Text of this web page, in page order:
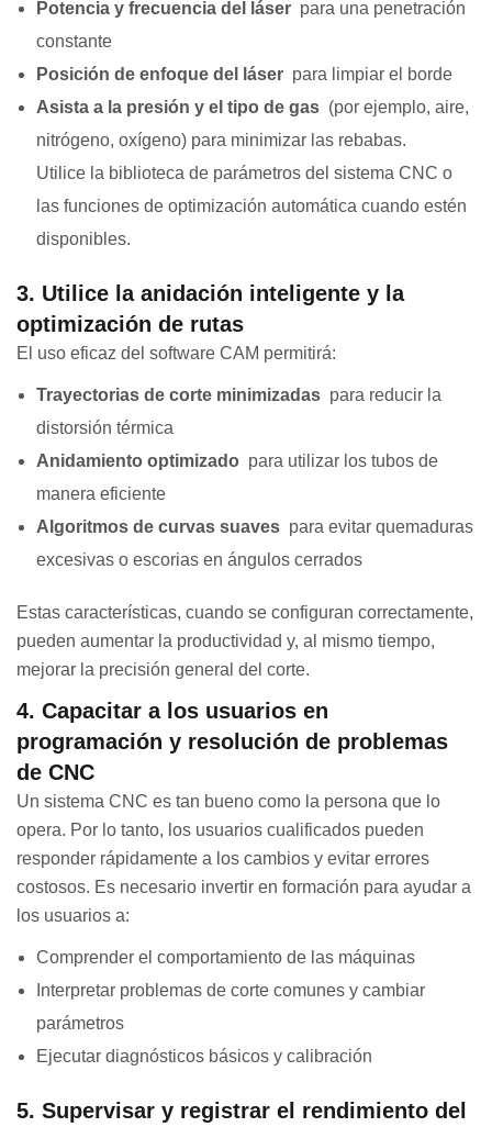
Potencia y frecuencia del láser para una penetración
constante
Posición de enfoque del láser para limpiar el borde
Asista a la presión y el tipo de gas (por ejemplo, aire,
nitrógeno, oxígeno) para minimizar las rebabas.
Utilice la biblioteca de parámetros del sistema CNC o
las funciones de optimización automática cuando estén
disponibles.
3. Utilice la anidación inteligente y la
optimización de rutas
El uso eficaz del software CAM permitirá:
Trayectorias de corte minimizadas para reducir la
distorsión térmica
Anidamiento optimizado para utilizar los tubos de
manera eficiente
Algoritmos de curvas suaves para evitar quemaduras
excesivas o escorias en ángulos cerrados
Estas características, cuando se configuran correctamente,
pueden aumentar la productividad y, al mismo tiempo,
mejorar la precisión general del corte.
4. Capacitar a los usuarios en
programación y resolución de problemas
de CNC
Un sistema CNC es tan bueno como la persona que lo
opera. Por lo tanto, los usuarios cualificados pueden
responder rápidamente a los cambios y evitar errores
costosos. Es necesario invertir en formación para ayudar a
los usuarios a:
Comprender el comportamiento de las máquinas
Interpretar problemas de corte comunes y cambiar
parámetros
Ejecutar diagnósticos básicos y calibración
5. Supervisar y registrar el rendimiento del